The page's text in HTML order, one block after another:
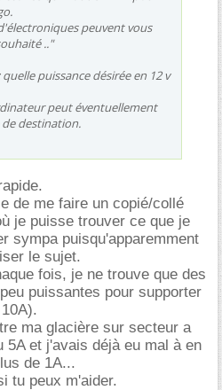
peuvent vous
.."
puissance désirée en 12 v
peut éventuellement
destination.
de me faire un copié/collé
je puisse trouver ce que je
sympa puisqu'apparemment
le sujet.
fois, je ne trouve que des
puissantes pour supporter
ma glacière sur secteur a
5A et j'avais déjà eu mal à en
de 1A...
tu peux m'aider.